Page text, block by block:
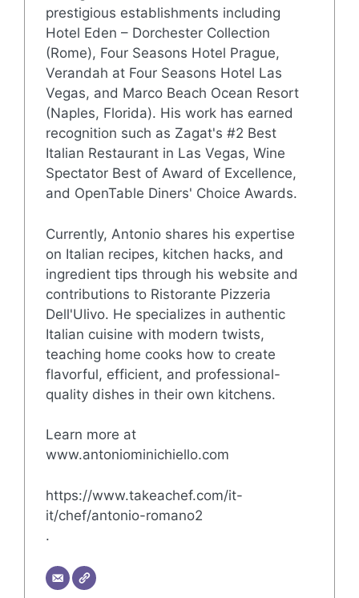
prestigious establishments including
Hotel Eden – Dorchester Collection
(Rome), Four Seasons Hotel Prague,
Verandah at Four Seasons Hotel Las
Vegas, and Marco Beach Ocean Resort
(Naples, Florida). His work has earned
recognition such as Zagat's #2 Best
Italian Restaurant in Las Vegas, Wine
Spectator Best of Award of Excellence,
and OpenTable Diners' Choice Awards.
Currently, Antonio shares his expertise
on Italian recipes, kitchen hacks, and
ingredient tips through his website and
contributions to Ristorante Pizzeria
Dell'Ulivo. He specializes in authentic
Italian cuisine with modern twists,
teaching home cooks how to create
flavorful, efficient, and professional-
quality dishes in their own kitchens.
Learn more at
www.antoniominichiello.com
https://www.takeachef.com/it-
it/chef/antonio-romano2
.